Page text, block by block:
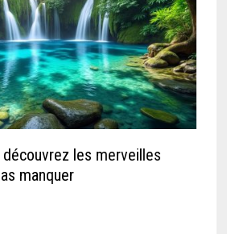
découvrez les merveilles
manquer